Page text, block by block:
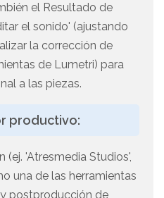
el Resultado de
el sonido' (ajustando
la corrección de
de Lumetri) para
a las piezas.
productivo:
(ej. 'Atresmedia Studios',
una de las herramientas
postproducción de